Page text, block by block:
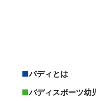
バディとは
バディスポーツ幼